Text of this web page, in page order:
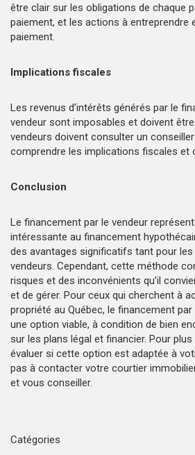
être clair sur les obligations de chaque
paiement, et les actions à entreprendre
paiement.
Implications fiscales
Les revenus d’intérêts générés par le
vendeur sont imposables et doivent
vendeurs doivent consulter un
comprendre les implications fiscales et
Conclusion
Le financement par le vendeur
intéressante au financement
des avantages significatifs tant pour
vendeurs. Cependant, cette méthode
risques et des inconvénients qu’il
et de gérer. Pour ceux qui cherchent à
propriété au Québec, le financement
une option viable, à condition de bien
sur les plans légal et financier. Pour
évaluer si cette option est adaptée à
pas à contacter votre courtier
et vous conseiller.
Catégories